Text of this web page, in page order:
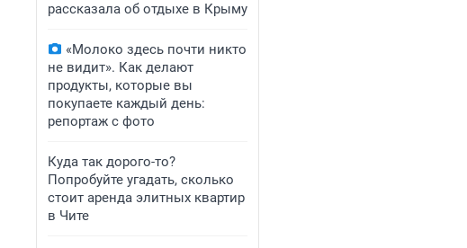
рассказала об отдыхе в Крыму
«Молоко здесь почти никто
не видит». Как делают
продукты, которые вы
покупаете каждый день:
репортаж с фото
Куда так дорого-то?
Попробуйте угадать, сколько
стоит аренда элитных квартир
в Чите